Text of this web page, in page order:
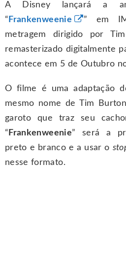
A Disney lançará a
“ Frankenweenie
” em
metragem dirigido por
remasterizado digitalmente
acontece em 5 de Outubro
O filme é uma adaptação
mesmo nome de Tim
garoto que traz seu
“ Frankenweenie” será a
preto e branco e a usar o
nesse formato.